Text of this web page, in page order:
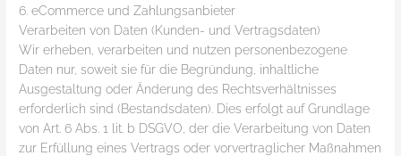
6. eCommerce und Zahlungs­anbieter
Verarbeiten von Daten (Kunden- und Vertragsdaten)
Wir erheben, verarbeiten und nutzen personenbezogene
Daten nur, soweit sie für die Begründung, inhaltliche
Ausgestaltung oder Änderung des Rechtsverhältnisses
erforderlich sind (Bestandsdaten). Dies erfolgt auf Grundlage
von Art. 6 Abs. 1 lit. b DSGVO, der die Verarbeitung von Daten
zur Erfüllung eines Vertrags oder vorvertraglicher Maßnahmen